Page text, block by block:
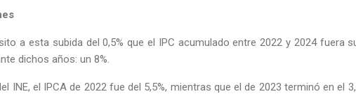
a esta subida del 0,5% que el IPC acumulado entre 2022 y 2024 fuera
dichos años: un 8%.
INE, el IPCA de 2022 fue del 5,5%, mientras que el de 2023 terminó en el